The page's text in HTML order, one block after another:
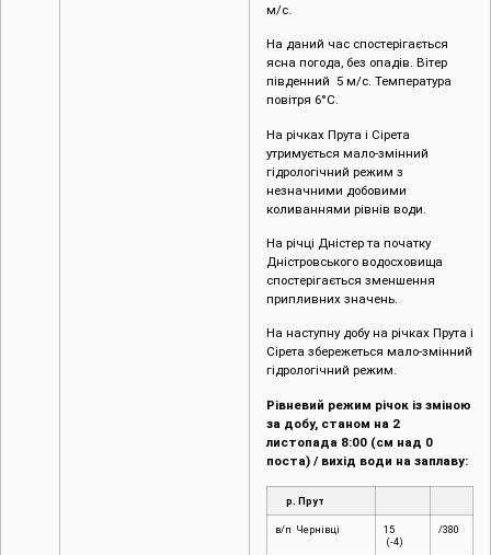
м/с.
На даний час спостерігається
ясна погода, без опадів. Вітер
південний 5 м/с. Температура
повітря 6°C.
На річках Прута і Сірета
утримується мало-змінний
гідрологічний режим з
незначними добовими
коливаннями рівнів води.
На річці Дністер та початку
Дністровського водосховища
спостерігається зменшення
припливних значень.
На наступну добу на річках Прута і
Сірета збережеться мало-змінний
гідрологічний режим.
Рівневий режим річок із зміною
за добу, станом на 2
листопада 8:00 (см над 0
поста) / вихід води на заплаву:
р. Прут
в/п Чернівці
15
(-4)
/380